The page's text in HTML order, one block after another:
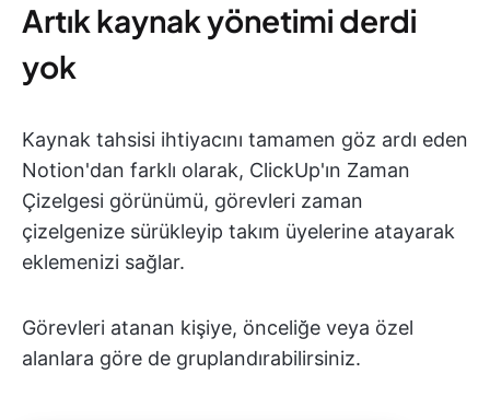
Artık kaynak yönetimi derdi
yok
Kaynak tahsisi ihtiyacını tamamen göz ardı eden
Notion'dan farklı olarak, ClickUp'ın Zaman
Çizelgesi görünümü, görevleri zaman
çizelgenize sürükleyip takım üyelerine atayarak
eklemenizi sağlar.
Görevleri atanan kişiye, önceliğe veya özel
alanlara göre de gruplandırabilirsiniz.